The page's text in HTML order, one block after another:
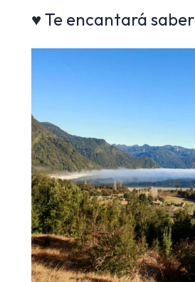
♥ Te encantará saber